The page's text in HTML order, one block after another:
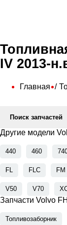
IV 2013-
Главная
Поиск запчастей
Другие модели
440 460
FL FLC FM
V50 V70
Запчасти Volvo
Топливозаборник